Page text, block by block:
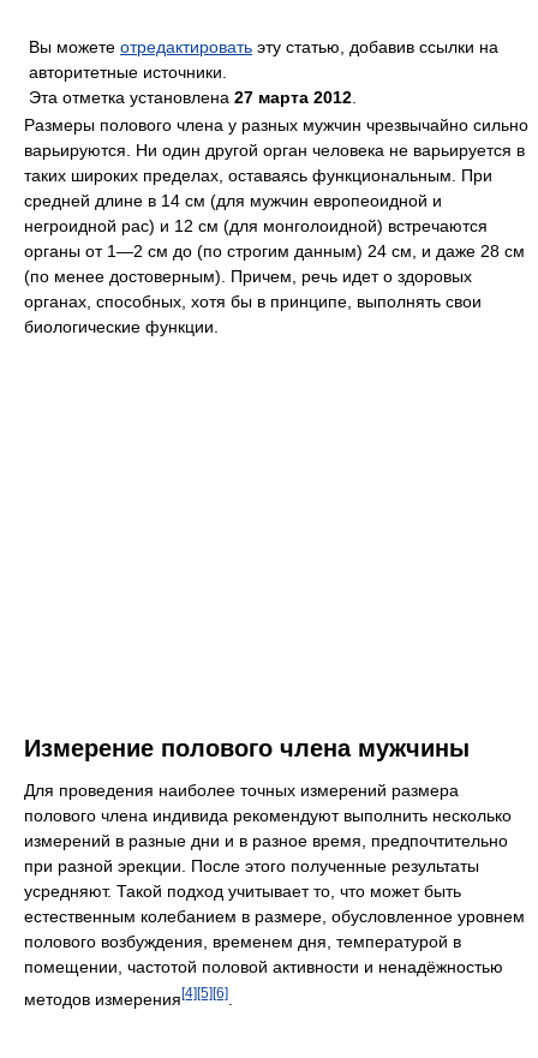
Вы можете отредактировать эту статью, добавив ссылки на
авторитетные источники.
Эта отметка установлена 27 марта 2012
Размеры полового члена у разных мужчин чрезвычайно сильно
варьируются. Ни один другой орган человека не варьируется в
таких широких пределах, оставаясь функциональным. При
средней длине в 14 см (для мужчин европеоидной и
негроидной рас) и 12 см (для монголоидной) встречаются
органы от 1—2 см до (по строгим данным) 24 см, и даже 28 см
(по менее достоверным). Причем, речь идет о здоровых
органах, способных, хотя бы в принципе, выполнять свои
биологические функции.
Измерение полового члена мужчины
Для проведения наиболее точных измерений размера
полового члена индивида рекомендуют выполнить несколько
измерений в разные дни и в разное время, предпочтительно
при разной эрекции. После этого полученные результаты
усредняют. Такой подход учитывает то, что может быть
естественным колебанием в размере, обусловленное уровнем
полового возбуждения, временем дня, температурой в
помещении, частотой половой активности и ненадёжностью
методов измерения[4][5][6]